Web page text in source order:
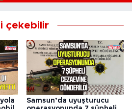
çekebilir
Samsun’da uyuşturucu